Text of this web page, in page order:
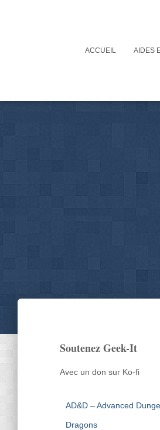
ACCUEIL AIDES
Soutenez Geek-It
Avec un don sur Ko-fi
AD&D – Advanced
Dragons